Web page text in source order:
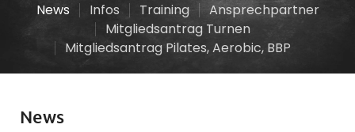
News Infos Training
Ansprechpartner
Mitgliedsantrag Turnen
Mitgliedsantrag Pilates, Aerobic, BBP
News